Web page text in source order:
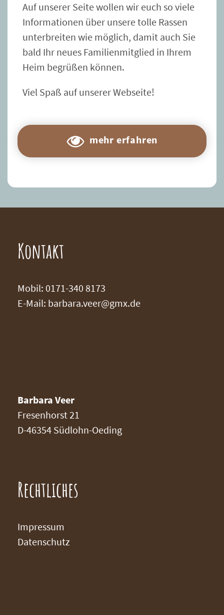
Auf unserer Seite wollen wir euch so viele
Informationen über unsere tolle Rassen
unterbreiten wie möglich, damit auch Sie
bald Ihr neues Familienmitglied in Ihrem
Heim begrüßen können.
Viel Spaß auf unserer Webseite!
mehr erfahren
Kontakt
Mobil: 0171-340 8173
E-Mail: barbara.veer@gmx.de
Barbara Veer
Fresenhorst 21
D-46354 Südlohn-Oeding
Rechtliches
Impressum
Datenschutz